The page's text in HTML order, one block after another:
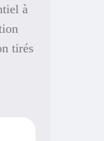
à
tirés